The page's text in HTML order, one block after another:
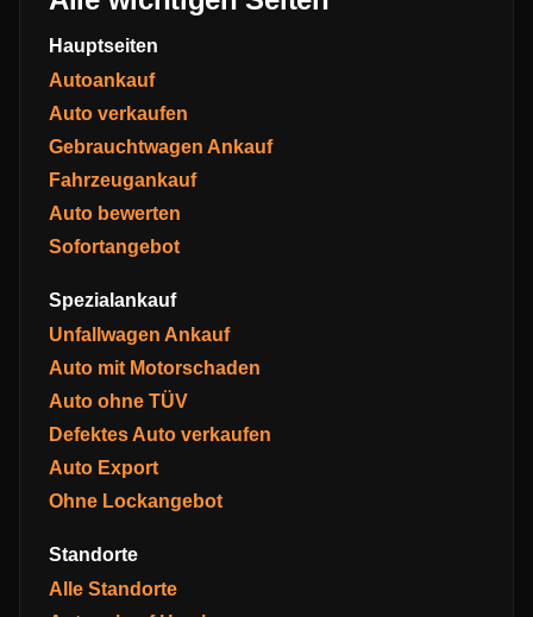
Hauptseiten
Autoankauf
Auto verkaufen
Gebrauchtwagen Ankauf
Fahrzeugankauf
Auto bewerten
Sofortangebot
Spezialankauf
Unfallwagen Ankauf
Auto mit Motorschaden
Auto ohne TÜV
Defektes Auto verkaufen
Auto Export
Ohne Lockangebot
Standorte
Alle Standorte